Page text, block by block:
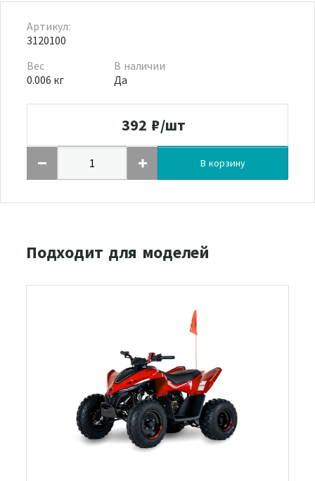
Артикул:
3120100
Вес
0.006 кг
В наличии
Да
392 ₽/шт
В корзину
Подходит для моделей